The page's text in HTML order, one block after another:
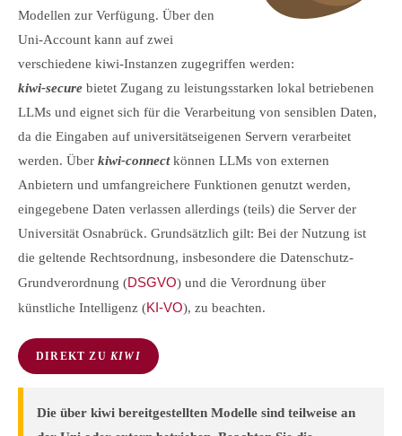
Modellen zur Verfügung. Über den
Uni-Account kann auf zwei
verschiedene kiwi-Instanzen zugegriffen werden:
kiwi-secure bietet Zugang zu leistungsstarken lokal betriebenen
LLMs und eignet sich für die Verarbeitung von sensiblen Daten,
da die Eingaben auf universitätseigenen Servern verarbeitet
werden. Über kiwi-connectkönnen LLMs von externen
Anbietern und umfangreichere Funktionen genutzt werden,
eingegebene Daten verlassen allerdings (teils) die Server der
Universität Osnabrück. Grundsätzlich gilt: Bei der Nutzung ist
die geltende Rechtsordnung, insbesondere die Datenschutz-
Grundverordnung (DSGVO) und die Verordnung über
künstliche Intelligenz (KI-VO), zu beachten.
DIREKT ZU KIWI
Die über kiwi bereitgestellten Modelle sind teilweise an